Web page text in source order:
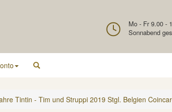
Mo - Fr 9.00 -
Sonnabend
Tintin - Tim und Struppi 2019 Stgl. Belgien